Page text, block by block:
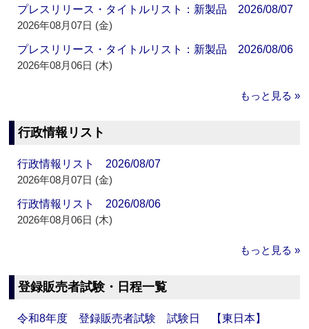
プレスリリース・タイトルリスト：新製品 2026/08/07
2026年08月07日 (金)
プレスリリース・タイトルリスト：新製品 2026/08/06
2026年08月06日 (木)
もっと見る »
行政情報リスト
行政情報リスト 2026/08/07
2026年08月07日 (金)
行政情報リスト 2026/08/06
2026年08月06日 (木)
もっと見る »
登録販売者試験・日程一覧
令和8年度 登録販売者試験 試験日 【東日本】